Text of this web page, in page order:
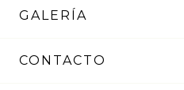
GALERÍA
CONTACTO